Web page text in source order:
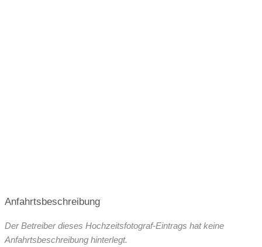
Anfahrtsbeschreibung
Der Betreiber dieses Hochzeitsfotograf-Eintrags hat keine
Anfahrtsbeschreibung hinterlegt.